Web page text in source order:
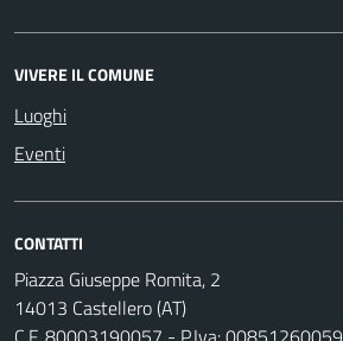
VIVERE IL COMUNE
Luoghi
Eventi
CONTATTI
Piazza Giuseppe Romita, 2
14013 Castellero (AT)